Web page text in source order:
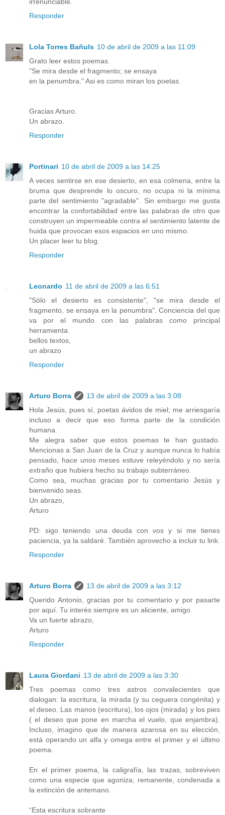
Responder
Lola Torres Bañuls 10 de abril de 2009 a las 11:09
Grato leer estos poemas.
"Se mira desde el fragmento; se ensaya
en la penumbra." Asi es como miran los poetas.
Gracias Arturo.
Un abrazo.
Responder
Portinari 10 de abril de 2009 a las 14:25
A veces sentirse en ese desierto, en esa colmena, entre la
bruma que desprende lo oscuro, no ocupa ni la mínima
parte del sentimiento "agradable". Sin embargo me gusta
encontrar la confortabilidad entre las palabras de otro que
construyen un impermeable contra el sentimiento latente de
huida que provocan esos espacios en uno mismo.
Un placer leer tu blog.
Responder
Leonardo 11 de abril de 2009 a las 6:51
"Sólo el desierto es consistente", "se mira desde el
fragmento, se ensaya en la penumbra". Conciencia del que
va por el mundo con las palabras como principal
herramienta.
bellos textos,
un abrazo
Responder
Arturo Borra
13 de abril de 2009 a las 3:08
Hola Jesús, pues sí, poetas ávidos de miel; me arriesgaría
incluso a decir que eso forma parte de la condición
humana.
Me alegra saber que estos poemas te han gustado.
Mencionas a San Juan de la Cruz y aunque nunca lo había
pensado, hace unos meses estuve releyéndolo y no sería
extraño que hubiera hecho su trabajo subterráneo.
Como sea, muchas gracias por tu comentario Jesús y
bienvenido seas.
Un abrazo,
Arturo
PD: sigo teniendo una deuda con vos y si me tienes
paciencia, ya la saldaré. También aprovecho a incluir tu link.
Responder
Arturo Borra
13 de abril de 2009 a las 3:12
Querido Antonio, gracias por tu comentario y por pasarte
por aquí. Tu interés siempre es un aliciente, amigo.
Va un fuerte abrazo,
Arturo
Responder
Laura Giordani 13 de abril de 2009 a las 3:30
Tres poemas como tres astros convalecientes que
dialogan: la escritura, la mirada (y su ceguera congénita) y
el deseo. Las manos (escritura), los ojos (mirada) y los pies
( el deseo que pone en marcha el vuelo, que enjambra).
Incluso, imagino que de manera azarosa en su elección,
está operando un alfa y omega entre el primer y el último
poema.
En el primer poema, la caligrafía, las trazas, sobreviven
como una especie que agoniza, remanente, condenada a
la extinción de antemano.
“Esta escritura sobrante